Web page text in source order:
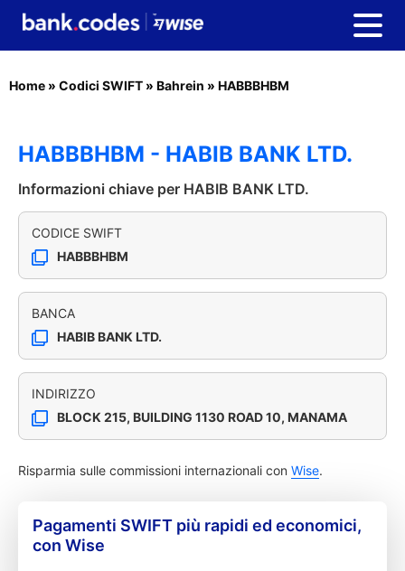
Home » Codici SWIFT » Bahrein » HABBBHBM
HABBBHBM - HABIB BANK LTD.
Informazioni chiave per HABIB BANK LTD.
CODICE SWIFT
HABBBHBM
BANCA
HABIB BANK LTD.
INDIRIZZO
BLOCK 215, BUILDING 1130 ROAD 10, MANAMA
Risparmia sulle commissioni internazionali con Wise.
Pagamenti SWIFT più rapidi ed economici,
con Wise